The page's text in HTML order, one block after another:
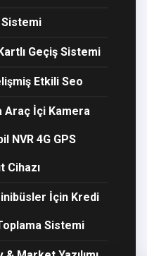
Sistemi
Geçiş Sistemi
Etkili Seo
Araç İçi Kamera
NVR 4G GPS
Cihazı
İçin Kredi
Sistemi